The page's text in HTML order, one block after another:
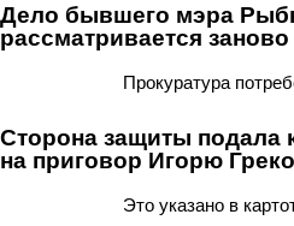
Дело бывшего мэра
рассматривается заново
Прокуратура
Сторона защиты подала
на приговор Игорю
Это указано в